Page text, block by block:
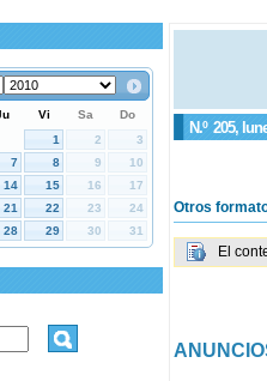
N.º 205,
Otros
El